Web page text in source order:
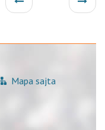
Mapa sajta